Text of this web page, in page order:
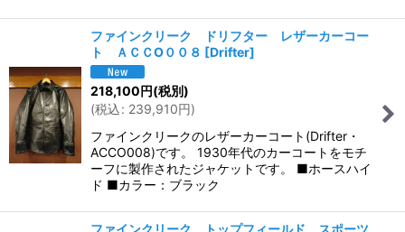
ファインクリーク ドリフター レザーカーコー
ト ＡＣＣO００８ [Drifter]
218,100円(税別)
(税込: 239,910円)
ファインクリークのレザーカーコート(Drifter・
ACCO008)です。 1930年代のカーコートをモチ
ーフに製作されたジャケットです。 ■ホースハイ
ド ■カラー：ブラック